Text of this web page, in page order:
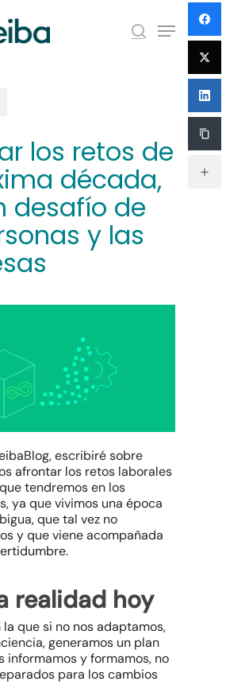
search
Menu
los retos de
década,
desafío de
y las
escribiré sobre
afrontar los retos laborales
tendremos en los
ya que vivimos una época
que tal vez no
y que viene acompañada
realidad hoy
la que si no nos adaptamos,
generamos un plan
informamos y formamos, no
para los cambios
Menu